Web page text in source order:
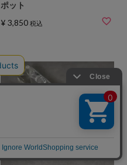
ポット
¥ 3,850 税込